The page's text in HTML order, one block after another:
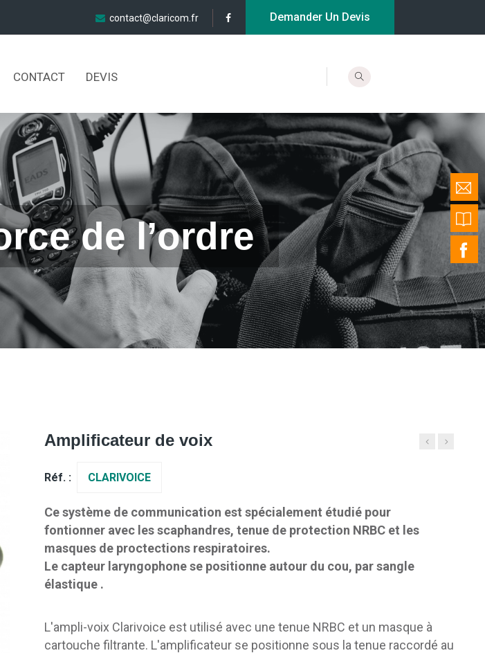
contact@claricom.fr Demander Un Devis
CONTACT DEVIS
de l’ordre
Amplificateur de voix
Réf. : CLARIVOICE
Ce système de communication est spécialement étudié pour
fontionner avec les scaphandres, tenue de protection NRBC et les
masques de proctections respiratoires.
Le capteur laryngophone se positionne autour du cou, par sangle
élastique .
L'ampli-voix Clarivoice est utilisé avec une tenue NRBC et un masque à
cartouche filtrante. L'amplificateur se positionne sous la tenue raccordé au